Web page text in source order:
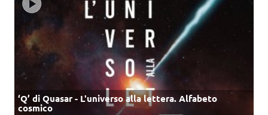
‘Q’ di Quasar - L'universo alla lettera. Alfabeto
cosmico